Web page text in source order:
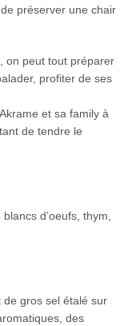
préserver une chair
on peut tout préparer
profiter de ses
et sa family à
de tendre le
d’oeufs, thym,
gros sel étalé sur
des